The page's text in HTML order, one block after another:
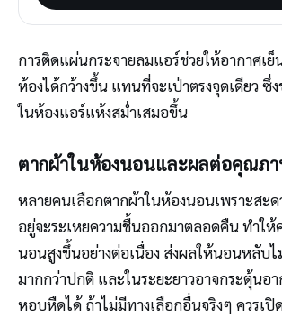
การติดแผ่นกระจายลมแอร์ช่วยให้อากาศเ
ห้องได้กว้างขึ้น แทนที่จะเป่าตรงจุดเดียว ซึ่
ในห้องแอร์แห้งสม่ำเสมอขึ้น
ตากผ้าในห้องนอนและผลต่อคุณภ
หลายคนเลือกตากผ้าในห้องนอนเพราะสะ
อยู่จะระเหยความชื้นออกมาตลอดคืน ทำให้
นอนสูงขึ้นอย่างต่อเนื่อง ส่งผลให้นอนหลับไ
มากกว่าปกติ และในระยะยาวอาจกระตุ้นอ
หอบหืดได้ ถ้าไม่มีทางเลือกอื่นจริงๆ ควรเ